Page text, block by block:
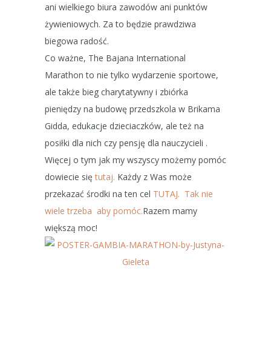
ani wielkiego biura zawodów ani punktów
żywieniowych. Za to będzie prawdziwa
biegowa radość.
Co ważne, The Bajana International
Marathon to nie tylko wydarzenie sportowe,
ale także bieg charytatywny i zbiórka
pieniędzy na budowę przedszkola w Brikama
Gidda, edukacje dzieciaczków, ale też na
posiłki dla nich czy pensję dla nauczycieli .
Więcej o tym jak my wszyscy możemy pomóc
dowiecie siętutaj. Każdy z Was może
przekazać środki na ten cel TUTAJ. Tak nie
wiele trzeba aby pomóc.Razem mamy
większą moc!